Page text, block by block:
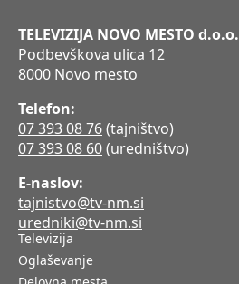
TELEVIZIJA NOVO MESTO d.o.o.
Podbevškova ulica 12
8000 Novo mesto
Telefon:
07 393 08 76(tajništvo)
07 393 08 60(uredništvo)
E-naslov:
tajnistvo@tv-nm.si
uredniki@tv-nm.si
Televizija
Oglaševanje